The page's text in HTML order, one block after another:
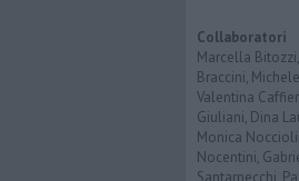
Collaboratori
Marcella
Braccini,
Valentina
Giuliani, Dina
Monica
Nocentini,